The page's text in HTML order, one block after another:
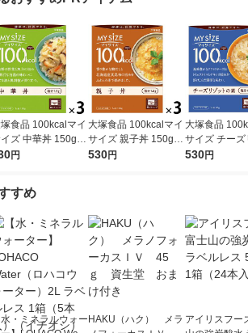
食品 100kcalマイ
ズ 中華丼 150g 3
ロ
円
大塚食品 100kcalマイ
サイズ 親子丼 150g 3
個 カロリーコントロ
530円
大塚食品
サイズ チーズ
トの素86g3個 カロリ
530円
すめ
水・ミネラルウォー HAKU（ハク） メラ アイリスフー